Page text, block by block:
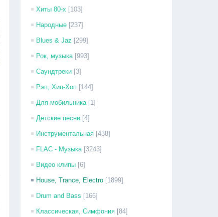
Хиты 80-х [103]
Народные [237]
Blues & Jaz [299]
Рок, музыка [993]
Саундтреки [3]
Рэп, Хип-Хоп [144]
Для мобильника [1]
Детские песни [4]
Инструментальная [438]
FLAC - Музыка [3243]
Видео клипы [6]
House, Trance, Electro [1899]
Drum and Bass [166]
Классическая, Симфония [84]